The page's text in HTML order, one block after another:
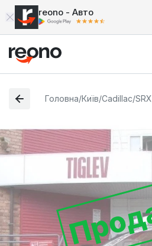
reono - Авто
Головна/Київ/Cadillac/SRX